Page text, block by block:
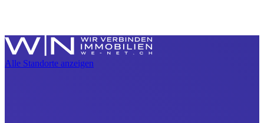
Alle Standorte anzeigen